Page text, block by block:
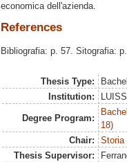
economica dell'azienda.
References
Bibliografia: p. 57. Sitografia: p.
Thesis Type:
Institution:
Degree Program:
18)
Chair:
Storia
Thesis Supervisor: